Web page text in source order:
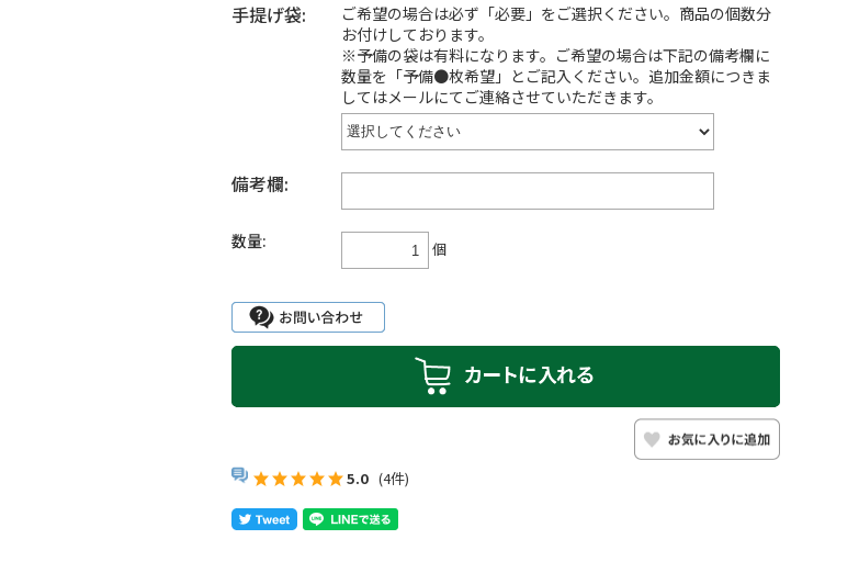
手提げ袋:
ご希望の場合は必ず「必要」をご選択ください。商品の個数分
お付けしております。
※予備の袋は有料になります。ご希望の場合は下記の備考欄に
数量を「予備●枚希望」とご記入ください。追加金額につきま
してはメールにてご連絡させていただきます。
備考欄:
数量: 個
5.0 (4件)